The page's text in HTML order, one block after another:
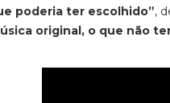
poderia ter escolhido”,
original, o que não